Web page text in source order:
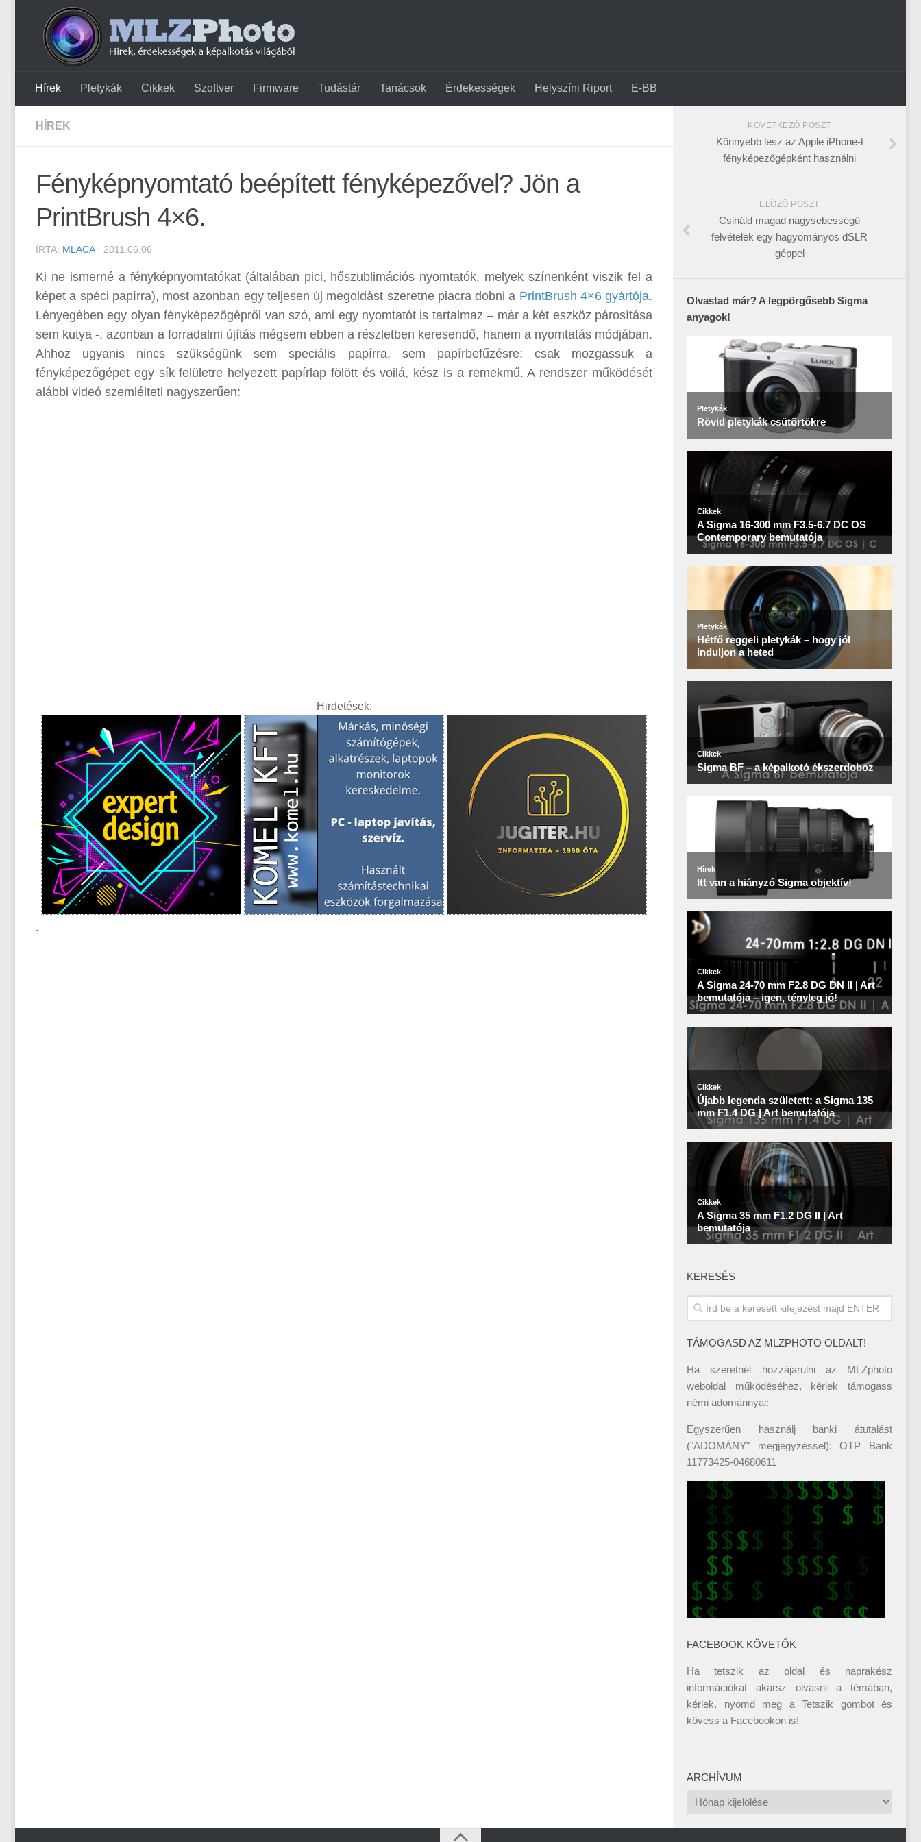
Hírek Pletykák Cikkek Szoftver Firmware Tudástár Tanácsok Érdekességek Helyszíni Riport E-BB
HÍREK
Fényképnyomtató beépített fényképezővel? Jön a
PrintBrush 4×6.
ÍRTA: MLACA· 2011.06.06
Ki ne ismerné a fényképnyomtatókat (általában pici, hőszublimációs nyomtatók, melyek színenként viszik fel a
képet a spéci papírra), most azonban egy teljesen új megoldást szeretne piacra dobni a PrintBrush 4×6 gyártója.
Lényegében egy olyan fényképezőgépről van szó, ami egy nyomtatót is tartalmaz – már a két eszköz párosítása
sem kutya -, azonban a forradalmi újítás mégsem ebben a részletben keresendő, hanem a nyomtatás módjában.
Ahhoz ugyanis nincs szükségünk sem speciális papírra, sem papírbefűzésre: csak mozgassuk a
fényképezőgépet egy sík felületre helyezett papírlap fölött és voilá, kész is a remekmű. A rendszer működését
alábbi videó szemlélteti nagyszerűen:
Hirdetések:
.
KÖVETKEZŐ POSZT
Könnyebb lesz az Apple iPhone-t
fényképezőgépként használni
ELŐZŐ POSZT
Csináld magad nagysebességű
felvételek egy hagyományos dSLR
géppel
Olvastad már? A legpörgősebb Sigma
anyagok!
KERESÉS
TÁMOGASD AZ MLZPHOTO OLDALT!
Ha szeretnél hozzájárulni az MLZphoto
weboldal működéséhez, kérlek támogass
némi adománnyal:
Egyszerűen használj banki átutalást
("ADOMÁNY" megjegyzéssel): OTP Bank
11773425-04680611
FACEBOOK KÖVETŐK
Ha tetszik az oldal és naprakész
információkat akarsz olvasni a témában,
kérlek, nyomd meg a Tetszik gombot és
kövess a Facebookon is!
ARCHÍVUM
Archívum